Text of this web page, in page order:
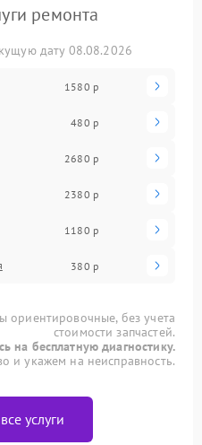
ремонта
дату 08.08.2026
1580 р
480 р
2680 р
2380 р
1180 р
380 р
ориентировочные, без учета
стоимости запчастей.
на бесплатную диагностику.
и укажем на неисправность.
услуги